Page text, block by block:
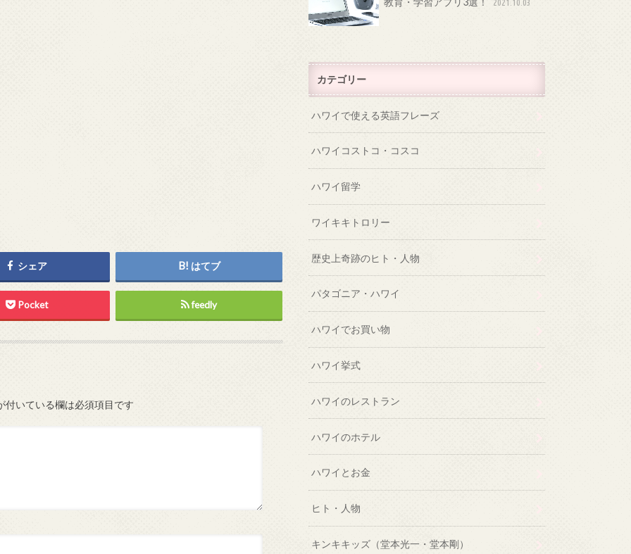
シェア はてブ
Pocket feedly
付いている欄は必須項目です
カテゴリー
ハワイで使える英語フレーズ
ハワイコストコ・コスコ
ハワイ留学
ワイキキトロリー
歴史上奇跡のヒト・人物
パタゴニア・ハワイ
ハワイでお買い物
ハワイ挙式
ハワイのレストラン
ハワイのホテル
ハワイとお金
ヒト・人物
キンキキッズ（堂本光一・堂本剛）